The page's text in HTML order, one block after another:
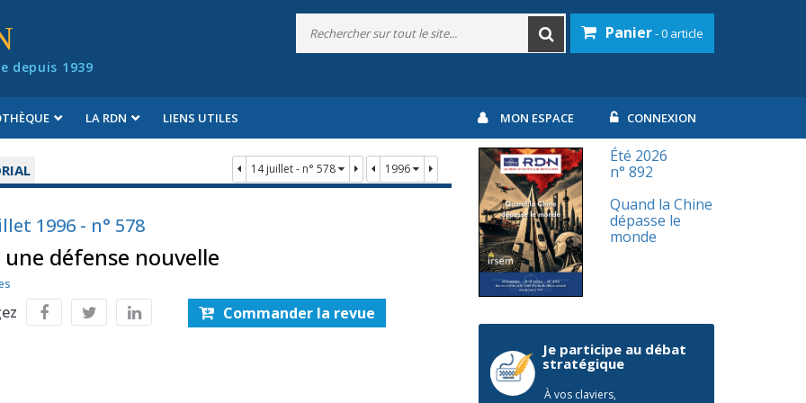
depuis 1939
Panier- 0 article
LA RDN LIENS UTILES MON ESPACE CONNEXION
14 juillet - n° 578 1996
1996 - n° 578
une défense nouvelle
Commander la revue
Été 2026
n° 892
Quand la Chine
dépasse le
monde
Je participe au débat
stratégique
À vos claviers,